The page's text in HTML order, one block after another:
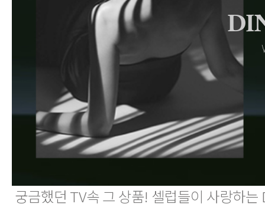
궁금했던 TV속 그 상품! 셀럽들이 사랑하